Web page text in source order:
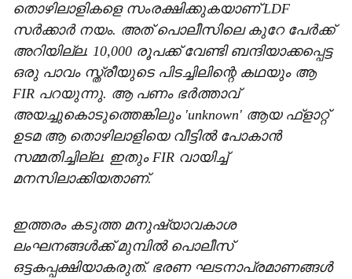
തൊഴിലാളികളെ സംരക്ഷിക്കുകയാണ് LDF
സര്‍ക്കാര്‍ നയം. അത് പൊലീസിലെ കുറേ പേര്‍ക്ക്
അറിയില്ല. 10,000 രൂപക്ക് വേണ്ടി ബന്ദിയാക്കപ്പെട്ട
ഒരു പാവം സ്ത്രീയുടെ പിടച്ചിലിന്റെ കഥയും ആ
FIR പറയുന്നു. ആ പണം ഭര്‍ത്താവ്
അയച്ചുകൊടുത്തെങ്കിലും 'unknown' ആയ ഫ്‌ളാറ്റ്
ഉടമ ആ തൊഴിലാളിയെ വീട്ടില്‍ പോകാന്‍
സമ്മതിച്ചില്ല. ഇതും FIR വായിച്ച്
മനസിലാക്കിയതാണ്.
ഇത്തരം കടുത്ത മനുഷ്യാവകാശ
ലംഘനങ്ങള്‍ക്ക് മുമ്പില്‍ പൊലീസ്
ഒട്ടകപ്പക്ഷിയാകരുത്. ഭരണ ഘടനാപ്രമാണങ്ങള്‍